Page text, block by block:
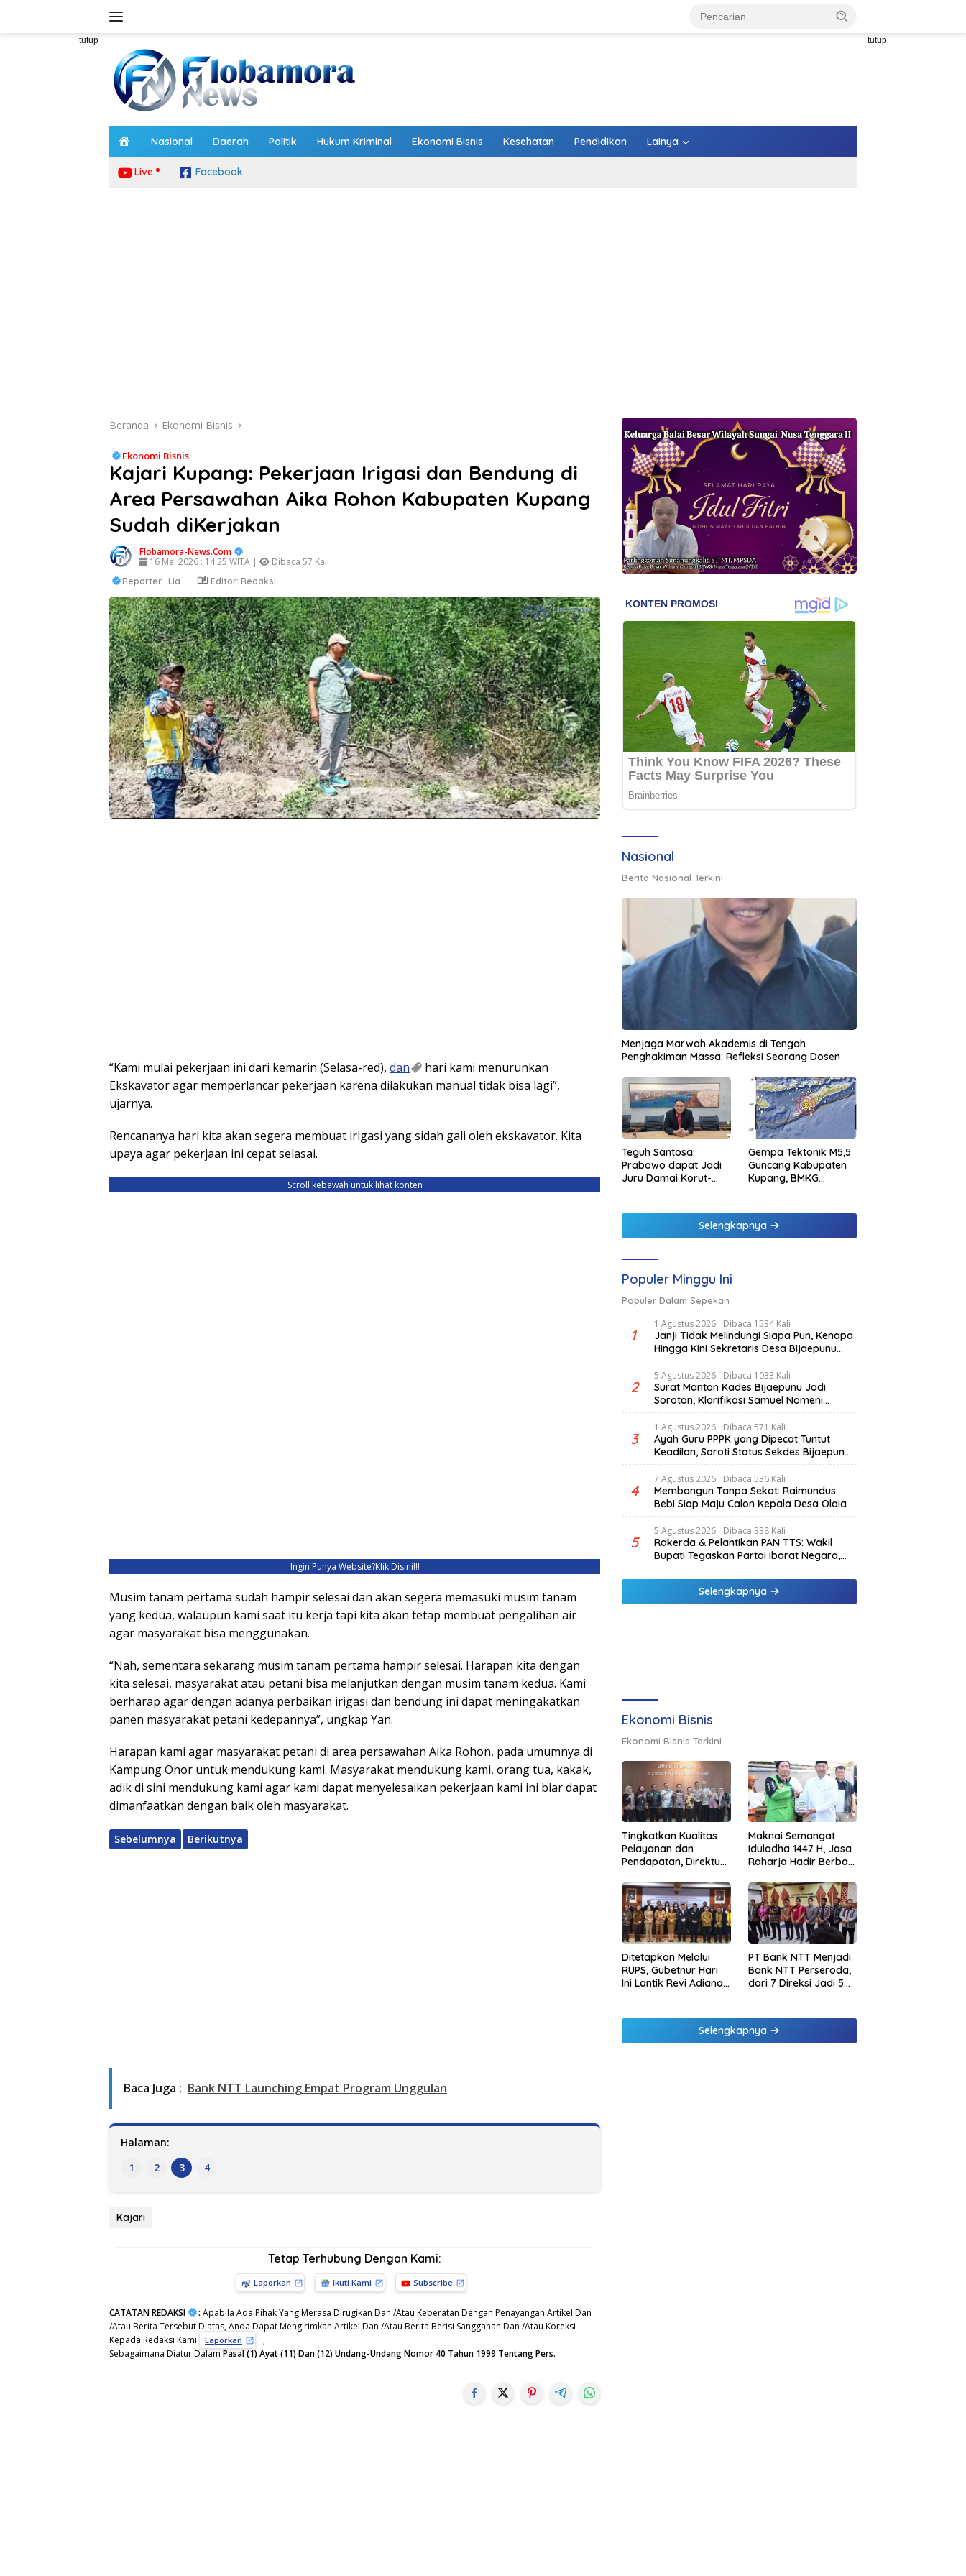
tutup tutup
o
m
e
Nasional Daerah Politik Hukum Kriminal Ekonomi Bisnis Kesehatan Pendidikan Lainya
Live Facebook
Beranda Ekonomi Bisnis
Ekonomi Bisnis
Kajari Kupang: Pekerjaan Irigasi dan Bendung di
Area Persawahan Aika Rohon Kabupaten Kupang
Sudah diKerjakan
Flobamora-News.Com
16 Mei 2026 : 14:25 WITA |
Dibaca 57 Kali
Reporter : Lia Editor: Redaksi
“Kami mulai pekerjaan ini dari kemarin (Selasa-red), dan
hari kami menurunkan
Ekskavator agar memperlancar pekerjaan karena dilakukan manual tidak bisa lagi”,
ujarnya.
Rencananya hari kita akan segera membuat irigasi yang sidah gali oleh ekskavator. Kita
upaya agar pekerjaan ini cepat selasai.
Scroll kebawah untuk lihat konten
Ingin Punya Website?Klik Disini!!!
Musim tanam pertama sudah hampir selesai dan akan segera memasuki musim tanam
yang kedua, walaupun kami saat itu kerja tapi kita akan tetap membuat pengalihan air
agar masyarakat bisa menggunakan.
“Nah, sementara sekarang musim tanam pertama hampir selesai. Harapan kita dengan
kita selesai, masyarakat atau petani bisa melanjutkan dengan musim tanam kedua. Kami
berharap agar dengan adanya perbaikan irigasi dan bendung ini dapat meningakatkan
panen masyarakat petani kedepannya”, ungkap Yan.
Harapan kami agar masyarakat petani di area persawahan Aika Rohon, pada umumnya di
Kampung Onor untuk mendukung kami. Masyarakat mendukung kami, orang tua, kakak,
adik di sini mendukung kami agar kami dapat menyelesaikan pekerjaan kami ini biar dapat
dimanfaatkan dengan baik oleh masyarakat.
Sebelumnya Berikutnya
Baca Juga : Bank NTT Launching Empat Program Unggulan
Halaman:
1
2 3 4
Kajari
Tetap Terhubung Dengan Kami:
Laporkan Ikuti Kami Subscribe
CATATAN REDAKSI : Apabila Ada Pihak Yang Merasa Dirugikan Dan /Atau Keberatan Dengan Penayangan Artikel Dan
/Atau Berita Tersebut Diatas, Anda Dapat Mengirimkan Artikel Dan /Atau Berita Berisi Sanggahan Dan /Atau Koreksi
Kepada Redaksi Kami
Laporkan
,
Sebagaimana Diatur DalamPasal (1) Ayat (11) Dan (12) Undang-Undang Nomor 40 Tahun 1999 Tentang Pers.
Nasional
Berita Nasional Terkini
Menjaga Marwah Akademis di Tengah
Penghakiman Massa: Refleksi Seorang Dosen
Teguh Santosa:
Prabowo dapat Jadi
Juru Damai Korut-
Gempa Tektonik M5,5
Guncang Kabupaten
Kupang, BMKG
Selengkapnya
Populer Minggu Ini
Populer Dalam Sepekan
1
1 Agustus 2026 Dibaca 1534 Kali
Janji Tidak Melindungi Siapa Pun, Kenapa
Hingga Kini Sekretaris Desa Bijaepunu
Masih Aktif. Berikut penjelasan Ketua
Komisi I DPRD TTS.
2
5 Agustus 2026 Dibaca 1033 Kali
Surat Mantan Kades Bijaepunu Jadi
Sorotan, Klarifikasi Samuel Nomeni
Berbeda dengan Isi Dokumen yang
Beredar
3
1 Agustus 2026 Dibaca 571 Kali
Ayah Guru PPPK yang Dipecat Tuntut
Keadilan, Soroti Status Sekdes Bijaepunu
yang Masih Aktif Bekerja
4
7 Agustus 2026 Dibaca 536 Kali
Membangun Tanpa Sekat: Raimundus
Bebi Siap Maju Calon Kepala Desa Olaia
5
5 Agustus 2026 Dibaca 338 Kali
Rakerda & Pelantikan PAN TTS: Wakil
Bupati Tegaskan Partai Ibarat Negara,
SPK Buka Kabar Sawah 3.000 Hektar &
Larangan Politik Uang
Selengkapnya
Ekonomi Bisnis
Ekonomi Bisnis Terkini
Tingkatkan Kualitas
Pelayanan dan
Pendapatan, Direktur
Raharja Berikan
Pembinaan di
Lampung dan Tinjau
Samsat Rajabasa
Maknai Semangat
Iduladha 1447 H, Jasa
Raharja Hadir Berbagi
melalui Penyaluran
Paket Daging Kurban
Ditetapkan Melalui
RUPS, Gubetnur Hari
Ini Lantik Revi Adiana
PT Bank NTT Menjadi
Bank NTT Perseroda,
dari 7 Direksi Jadi 5
Komisaris
Selengkapnya